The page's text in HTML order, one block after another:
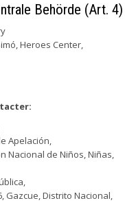
Behörde (Art. 4)
Heroes Center,
Apelación,
Nacional de Niños, Niñas,
Gazcue, Distrito Nacional,